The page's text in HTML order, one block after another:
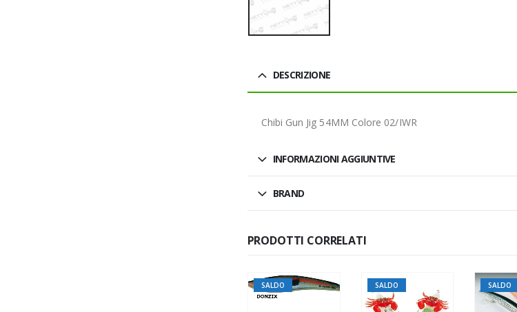
DESCRIZIONE
Chibi Gun Jig 54MM Colore 02/IWR
INFORMAZIONI AGGIUNTIVE
BRAND
PRODOTTI CORRELATI
SALDO SALDO SALDO